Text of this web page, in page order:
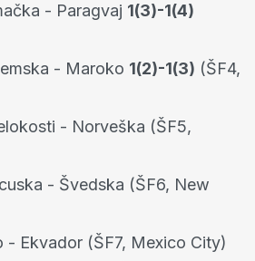
- Paragvaj 1(3)-1(4)
- Maroko 1(2)-1(3) (ŠF4,
- Norveška (ŠF5,
- Švedska (ŠF6, New
- Ekvador (ŠF7, Mexico City)